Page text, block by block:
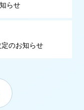
らせ
のお知らせ